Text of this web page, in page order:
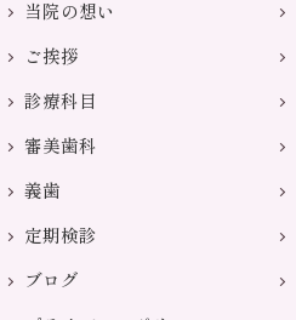
当院の想い
ご挨拶
診療科目
審美歯科
義歯
定期検診
ブログ